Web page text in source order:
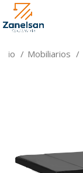
Mobiliarios